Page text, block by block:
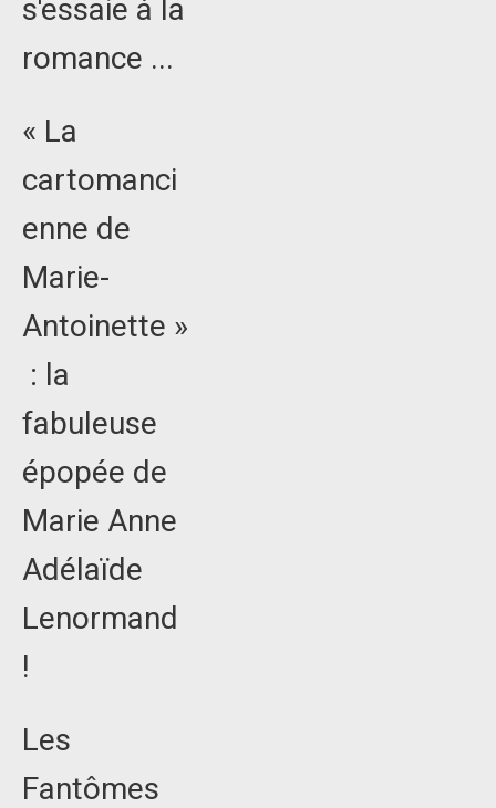
s'essaie à la
romance ...
« La
cartomanci
enne de
Marie-
Antoinette »
: la
fabuleuse
épopée de
Marie Anne
Adélaïde
Lenormand
!
Les
Fantômes